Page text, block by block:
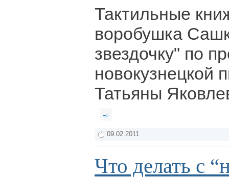
Тактильные
воробушка
звездочку" по
новокузнецкой
Татьяны
09.02.2011
Что делать с